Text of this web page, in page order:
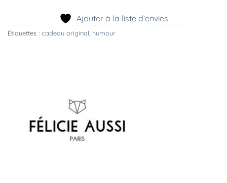
Ajouter à la liste d’envies
Étiquettes : cadeau original humour